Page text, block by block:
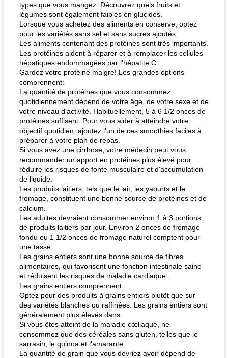
types que vous mangez. Découvrez quels fruits et
légumes sont également faibles en glucides.
Lorsque vous achetez des aliments en conserve, optez
pour les variétés sans sel et sans sucres ajoutés.
Les aliments contenant des protéines sont très importants.
Les protéines aident à réparer et à remplacer les cellules
hépatiques endommagées par l'hépatite C.
Gardez votre protéine maigre! Les grandes options
comprennent:
La quantité de protéines que vous consommez
quotidiennement dépend de votre âge, de votre sexe et de
votre niveau d'activité. Habituellement, 5 à 6 1/2 onces de
protéines suffisent. Pour vous aider à atteindre votre
objectif quotidien, ajoutez l’un de ces smoothies faciles à
préparer à votre plan de repas.
Si vous avez une cirrhose, votre médecin peut vous
recommander un apport en protéines plus élevé pour
réduire les risques de fonte musculaire et d'accumulation
de liquide.
Les produits laitiers, tels que le lait, les yaourts et le
fromage, constituent une bonne source de protéines et de
calcium.
Les adultes devraient consommer environ 1 à 3 portions
de produits laitiers par jour. Environ 2 onces de fromage
fondu ou 1 1/2 onces de fromage naturel comptent pour
une tasse.
Les grains entiers sont une bonne source de fibres
alimentaires, qui favorisent une fonction intestinale saine
et réduisent les risques de maladie cardiaque.
Les grains entiers comprennent:
Optez pour des produits à grains entiers plutôt que sur
des variétés blanches ou raffinées. Les grains entiers sont
généralement plus élevés dans:
Si vous êtes atteint de la maladie cœliaque, ne
consommez que des céréales sans gluten, telles que le
sarrasin, le quinoa et l'amarante.
La quantité de grain que vous devriez avoir dépend de